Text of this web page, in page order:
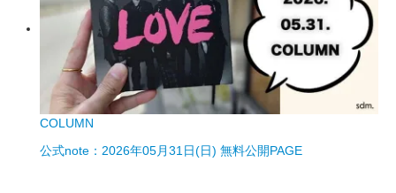
COLUMN
公式note：2026年05月31日(日) 無料公開PAGE